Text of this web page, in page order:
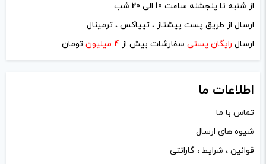
نام*
ایمیل*
ذخیره نام، ایمیل و وبسایت من در مرورگر برای زمانی که دوباره
دیدگاهی می‌نویسم.
از شنبه تا پنجشنه ساعت 10 الی 20 شب
ارسال از طریق پست پیشتاز ، تیپاکس ، ترمینال
ارسال رایگان پستی سفارشات بیش از 4 میلیون تومان
اطلاعات ما
تماس با ما
شیوه های ارسال
قوانین ، شرایط ، گارانتی